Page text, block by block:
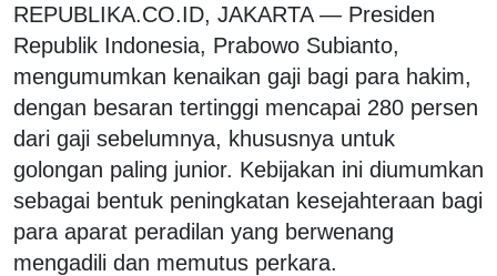
REPUBLIKA.CO.ID, JAKARTA — Presiden
Republik Indonesia, Prabowo Subianto,
mengumumkan kenaikan gaji bagi para hakim,
dengan besaran tertinggi mencapai 280 persen
dari gaji sebelumnya, khususnya untuk
golongan paling junior. Kebijakan ini diumumkan
sebagai bentuk peningkatan kesejahteraan bagi
para aparat peradilan yang berwenang
mengadili dan memutus perkara.